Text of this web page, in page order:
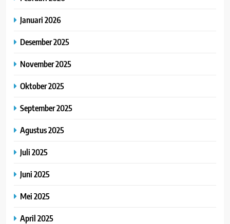
Januari 2026
Desember 2025
November 2025
Oktober 2025
September 2025
Agustus 2025
Juli 2025
Juni 2025
Mei 2025
April 2025